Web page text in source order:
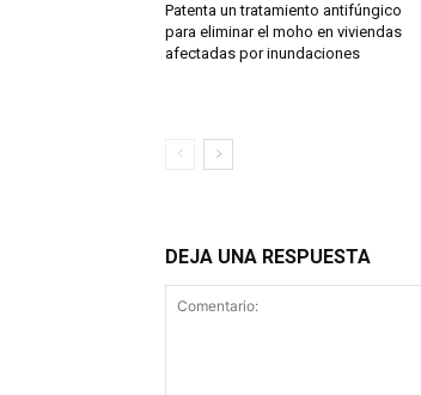
Patenta un tratamiento antifúngico
para eliminar el moho en viviendas
afectadas por inundaciones
DEJA UNA RESPUESTA